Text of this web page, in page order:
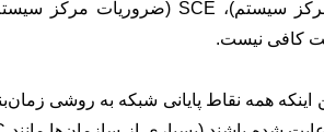
کافی نیست.
اینکه همه نقاط پایانی شبکه به روشی